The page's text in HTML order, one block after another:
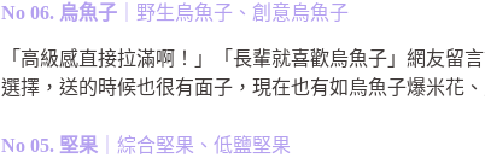
No 06. 烏魚子 ｜野生烏魚子、創意烏魚子
「高級感直接拉滿啊！」「長輩就喜歡烏魚子」網友留
選擇，送的時候也很有面子，現在也有如烏魚子爆米花
No 05. 堅果 ｜綜合堅果、低鹽堅果